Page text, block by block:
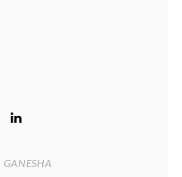
GANESHA